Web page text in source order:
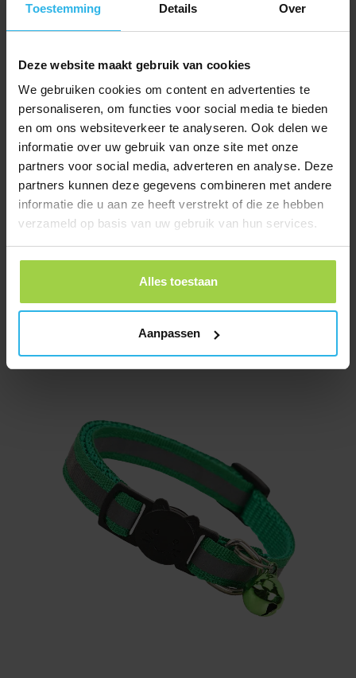
Toestemming Details Over
Deze website maakt gebruik van cookies
We gebruiken cookies om content en advertenties te
personaliseren, om functies voor social media te bieden
en om ons websiteverkeer te analyseren. Ook delen we
informatie over uw gebruik van onze site met onze
partners voor social media, adverteren en analyse. Deze
partners kunnen deze gegevens combineren met andere
informatie die u aan ze heeft verstrekt of die ze hebben
verzameld op basis van uw gebruik van hun services.
Alles toestaan
Aanpassen